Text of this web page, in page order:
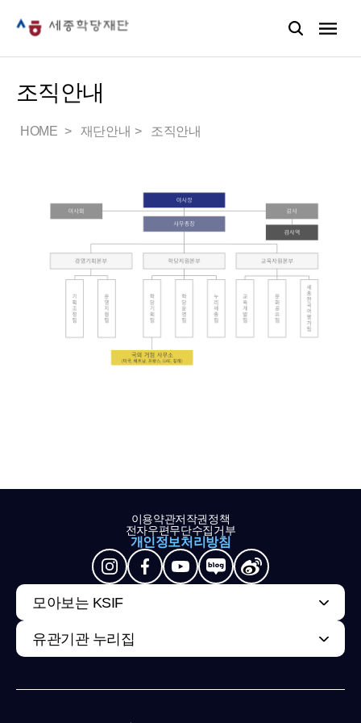
조직안내
HOME 재단안내 조직안내
이용약관저작권정책
전자우편무단수집거부
개인정보처리방침
모아보는 KSIF
유관기관 누리집